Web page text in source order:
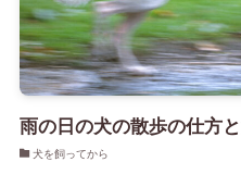
雨の日の犬の散歩の仕方
犬を飼ってから